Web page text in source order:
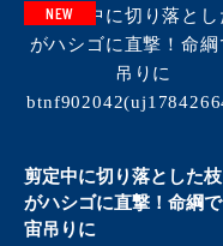
NEW
剪定中に切り落とした枝
がハシゴに直撃！命綱で
宙吊りに